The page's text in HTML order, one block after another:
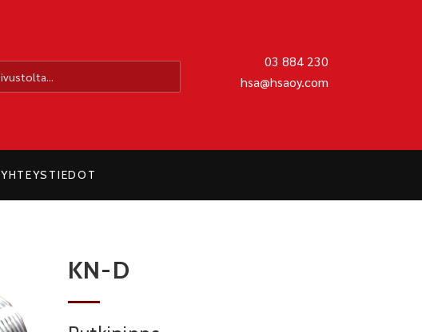
03 884 230
hsa@hsaoy.com
YHTEYSTIEDOT
KN-D